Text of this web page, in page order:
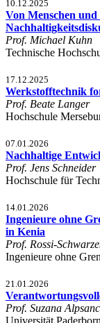
10.12.2025
Von Menschen
Prof. Michael Kuhn
Technische
17.12.2025
Werkstofftechnik
Prof. Beate Langer
Hochschule
07.01.2026
Nachhaltige
Prof. Jens Schneider
Hochschule für
14.01.2026
Ingenieure ohne
in Kenia
Prof. Rossi-
Ingenieure ohne
21.01.2026
Prof. Suzana